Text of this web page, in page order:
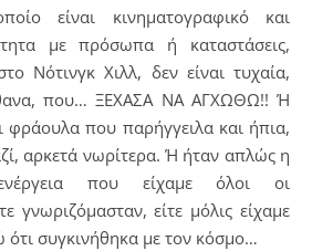
είναι κινηματογραφικό και
με πρόσωπα ή καταστάσεις,
Νότινγκ Χιλλ, δεν είναι τυχαία,
που… ΞΕΧΑΣΑ ΝΑ ΑΓΧΩΘΩ!! Ή
φράουλα που παρήγγειλα και ήπια,
αρκετά νωρίτερα. Ή ήταν απλώς η
που είχαμε όλοι οι
γνωριζόμασταν, είτε μόλις είχαμε
συγκινήθηκα με τον κόσμο…